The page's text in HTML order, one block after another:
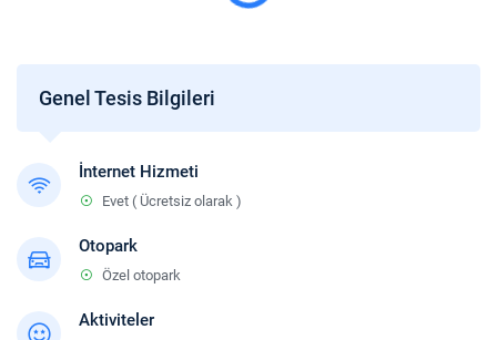
Genel Tesis Bilgileri
İnternet Hizmeti
Evet ( Ücretsiz olarak )
Otopark
Özel otopark
Aktiviteler